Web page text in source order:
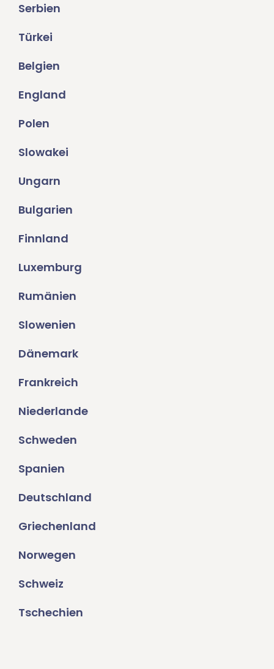
Serbien
Türkei
Belgien
England
Polen
Slowakei
Ungarn
Bulgarien
Finnland
Luxemburg
Rumänien
Slowenien
Dänemark
Frankreich
Niederlande
Schweden
Spanien
Deutschland
Griechenland
Norwegen
Schweiz
Tschechien